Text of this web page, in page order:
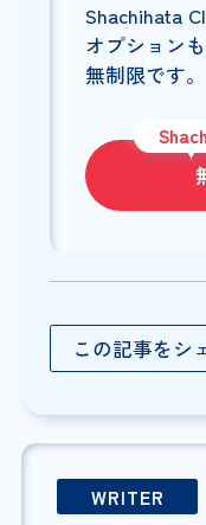
Shachihata
オプション
無制限です。
この記事をシ
WRITER